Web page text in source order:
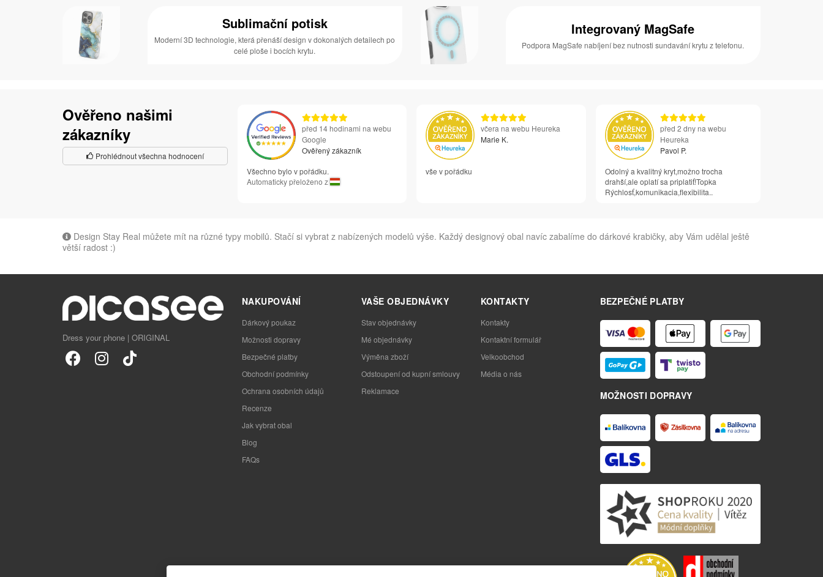
Sublimační potisk
Moderní 3D technologie, která přenáší design v dokonalých detailech po
celé ploše i bocích krytu.
Integrovaný MagSafe
Podpora MagSafe nabíjení bez nutnosti sundavání krytu z telefonu.
Ověřeno našimi
zákazníky
Prohlédnout všechna hodnocení
před 14 hodinami na webu
Google
Ověřený zákazník
Všechno bylo v pořádku.
Automaticky přeloženo z
včera na webu Heureka
Marie K.
vše v pořádku
před 2 dny na webu
Heureka
Pavol P.
Odolný a kvalitný kryt,možno trocha
drahší,ale oplatí sa priplatiť!Topka
Rýchlosť,komunikacia,flexibilita..
Design Stay Real můžete mít na různé typy mobilů. Stačí si vybrat z nabízených modelů výše. Každý designový obal navíc zabalíme do dárkové krabičky, aby Vám udělal ještě
větší radost :)
Dress your phone | ORIGINAL
BEZPEČNÉ PLATBY
MOŽNOSTI DOPRAVY
NAKUPOVÁNÍ
Dárkový poukaz
Možnosti dopravy
Bezpečné platby
Obchodní podmínky
Ochrana osobních údajů
Recenze
Jak vybrat obal
Blog
FAQs
VAŠE OBJEDNÁVKY
Stav objednávky
Mé objednávky
Výměna zboží
Odstoupení od kupní smlouvy
Reklamace
KONTAKTY
Kontakty
Kontaktní formulář
Velkoobchod
Média o nás